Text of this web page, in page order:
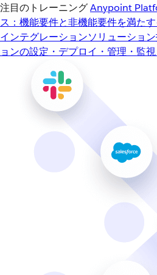
注目のトレーニングAnypoint
ス：機能要件と非機能要件を満た
インテグレーションソリューション
ョンの設定・デプロイ・管理・監視